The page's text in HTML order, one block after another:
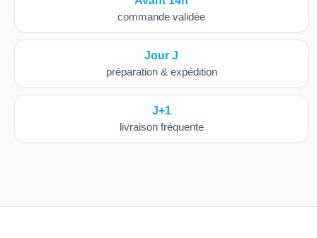
commande validée
Jour J
préparation & expédition
J+1
livraison fréquente